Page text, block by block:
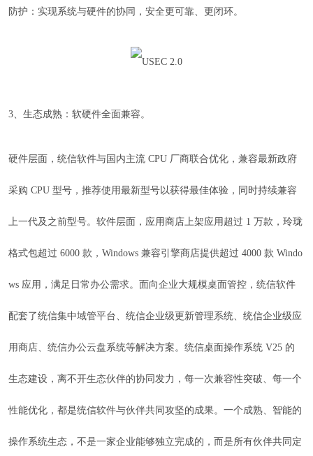
防护：实现系统与硬件的协同，安全更可靠、更闭环。
3、生态成熟：软硬件全面兼容。
硬件层面，统信软件与国内主流 CPU 厂商联合优化，兼容最新政府
采购 CPU 型号，推荐使用最新型号以获得最佳体验，同时持续兼容
上一代及之前型号。软件层面，应用商店上架应用超过 1 万款，玲珑
格式包超过 6000 款，Windows 兼容引擎商店提供超过 4000 款 Windo
ws 应用，满足日常办公需求。面向企业大规模桌面管控，统信软件
配套了统信集中域管平台、统信企业级更新管理系统、统信企业级应
用商店、统信办公云盘系统等解决方案。统信桌面操作系统 V25 的
生态建设，离不开生态伙伴的协同发力，每一次兼容性突破、每一个
性能优化，都是统信软件与伙伴共同攻坚的成果。一个成熟、智能的
操作系统生态，不是一家企业能够独立完成的，而是所有伙伴共同定